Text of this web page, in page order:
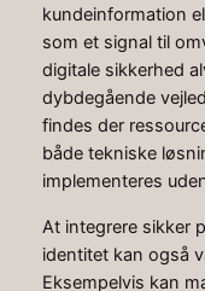
kundeinformation
som et signal til
digitale sikkerhed
dybdegående
findes der
både tekniske
implementeres
At integrere sikker
identitet kan også
Eksempelvis kan